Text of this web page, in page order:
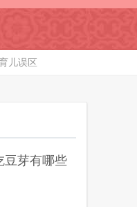
儿误区
豆芽有哪些